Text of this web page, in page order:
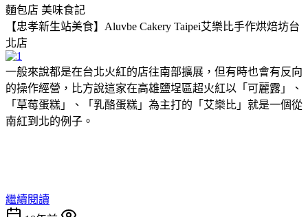
麵包店 美味食記
【忠孝新生站美食】Aluvbe Cakery Taipei艾樂比手作烘焙坊台
北店
一般來說都是在台北火紅的店往南部擴展，但有時也會有反向
的操作經營，比方說這家在高雄鹽埕區超火紅以「可麗露」、
「草莓蛋糕」、「乳酪蛋糕」為主打的「艾樂比」就是一個從
南紅到北的例子。
繼續閱讀